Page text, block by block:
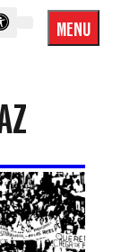
MENU
Menu